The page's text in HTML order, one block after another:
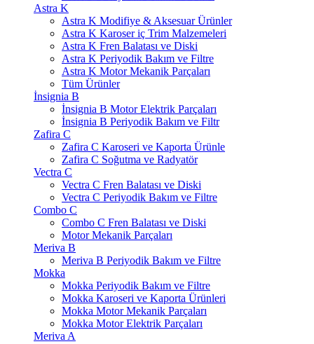
Astra K
Astra K Modifiye & Aksesuar Ürünler
Astra K Karoser iç Trim Malzemeleri
Astra K Fren Balatası ve Diski
Astra K Periyodik Bakım ve Filtre
Astra K Motor Mekanik Parçaları
Tüm Ürünler
İnsignia B
İnsignia B Motor Elektrik Parçaları
İnsignia B Periyodik Bakım ve Filtr
Zafira C
Zafira C Karoseri ve Kaporta Ürünle
Zafira C Soğutma ve Radyatör
Vectra C
Vectra C Fren Balatası ve Diski
Vectra C Periyodik Bakım ve Filtre
Combo C
Combo C Fren Balatası ve Diski
Motor Mekanik Parçaları
Meriva B
Meriva B Periyodik Bakım ve Filtre
Mokka
Mokka Periyodik Bakım ve Filtre
Mokka Karoseri ve Kaporta Ürünleri
Mokka Motor Mekanik Parçaları
Mokka Motor Elektrik Parçaları
Meriva A